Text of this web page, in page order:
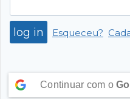
Esqueceu?
Continuar com o